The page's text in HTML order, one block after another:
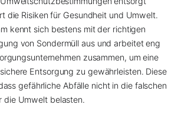
die Risiken für Gesundheit und Umwelt.
kennt sich bestens mit der richtigen
von Sondermüll aus und arbeitet eng
zusammen, um eine
Entsorgung zu gewährleisten. Diese
gefährliche Abfälle nicht in die falschen
die Umwelt belasten.